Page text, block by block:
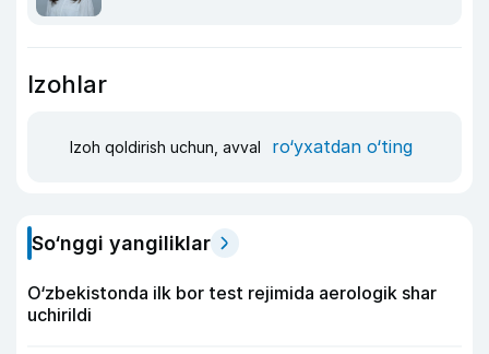
Izohlar
Izoh qoldirish uchun, avval ro‘yxatdan o‘ting
So‘nggi yangiliklar
O‘zbekistonda ilk bor test rejimida aerologik shar
uchirildi